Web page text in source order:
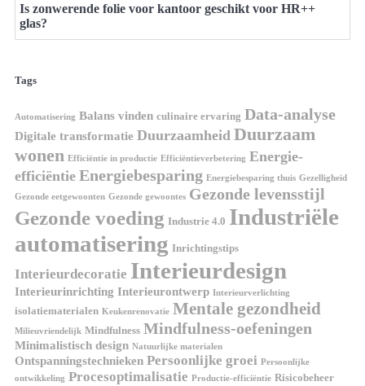
Is zonwerende folie voor kantoor geschikt voor HR++
glas?
Tags
Automatisering Balans vinden culinaire ervaring Data-analyse
Digitale transformatie Duurzaamheid Duurzaam
wonen Efficiëntie in productie Efficiëntieverbetering Energie-
efficiëntie Energiebesparing Energiebesparing thuis Gezelligheid
Gezonde eetgewoonten Gezonde gewoontes Gezonde levensstijl
Gezonde voeding Industrie 4.0 Industriële
automatisering Inrichtingstips
Interieurdecoratie Interieurdesign
Interieurinrichting Interieurontwerp Interieurverlichting
isolatiematerialen Keukenrenovatie Mentale gezondheid
Milieuvriendelijk Mindfulness Mindfulness-oefeningen
Minimalistisch design Natuurlijke materialen
Ontspanningstechnieken Persoonlijke groei Persoonlijke
ontwikkeling Procesoptimalisatie Productie-efficiëntie Risicobeheer